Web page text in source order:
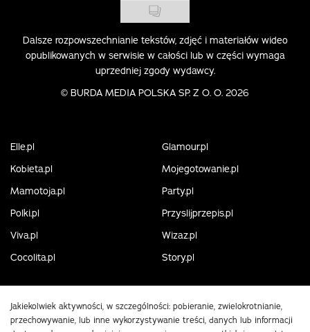
Dalsze rozpowszechnianie tekstów, zdjęć i materiałów wideo
opublikowanych w serwisie w całości lub w części wymaga
uprzedniej zgody wydawcy.
© BURDA MEDIA POLSKA SP. Z O. O. 2026
Elle.pl
Glamour.pl
Kobieta.pl
Mojegotowanie.pl
Mamotoja.pl
Party.pl
Polki.pl
Przyslijprzepis.pl
Viva.pl
Wizaz.pl
Cocolita.pl
Story.pl
Jakiekolwiek aktywności, w szczególności: pobieranie, zwielokrotnianie,
przechowywanie, lub inne wykorzystywanie treści, danych lub informacji